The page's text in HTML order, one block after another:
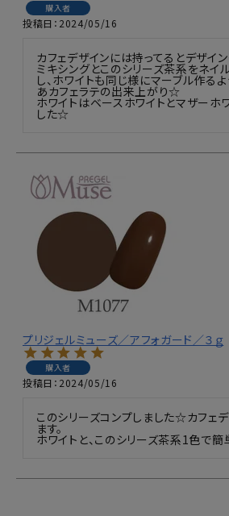
購入者
投稿日 2024/05/16
カフェデザインには持ってるとデザイ
ミキシングとこのシリーズ茶系をネイ
し、ホワイトも同じ様にマーブル作る
あカフェラテの出来上がり☆
ホワイトはベースホワイトとマザーホ
した☆
プリジェルミューズ／アフォガード／３ｇ
購入者
投稿日 2024/05/16
このシリーズコンプしました☆カフェ
ます。
ホワイトと、このシリーズ茶系1色で